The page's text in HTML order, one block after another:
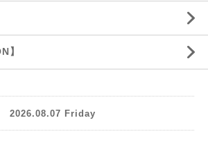
】
2026.08.07 Friday